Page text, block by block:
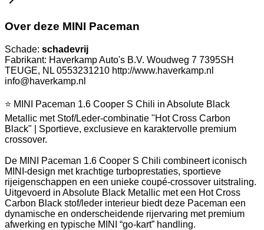
Over deze MINI Paceman
Schade: schadevrij
Fabrikant: Haverkamp Auto's B.V. Woudweg 7 7395SH
TEUGE, NL 0553231210 http://www.haverkamp.nl
info@haverkamp.nl
⭐ MINI Paceman 1.6 Cooper S Chili in Absolute Black
Metallic met Stof/Leder-combinatie "Hot Cross Carbon
Black" | Sportieve, exclusieve en karaktervolle premium
crossover.
De MINI Paceman 1.6 Cooper S Chili combineert iconisch
MINI-design met krachtige turboprestaties, sportieve
rijeigenschappen en een unieke coupé-crossover uitstraling.
Uitgevoerd in Absolute Black Metallic met een Hot Cross
Carbon Black stof/leder interieur biedt deze Paceman een
dynamische en onderscheidende rijervaring met premium
afwerking en typische MINI “go-kart” handling.